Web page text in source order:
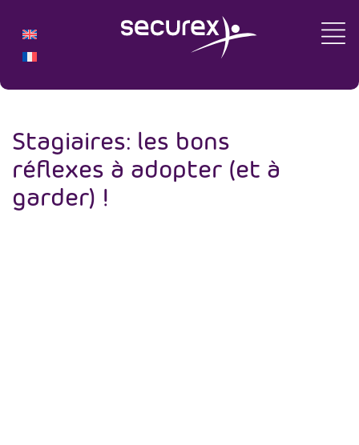
Stagiaires: les bons
réflexes à adopter (et à
garder) !